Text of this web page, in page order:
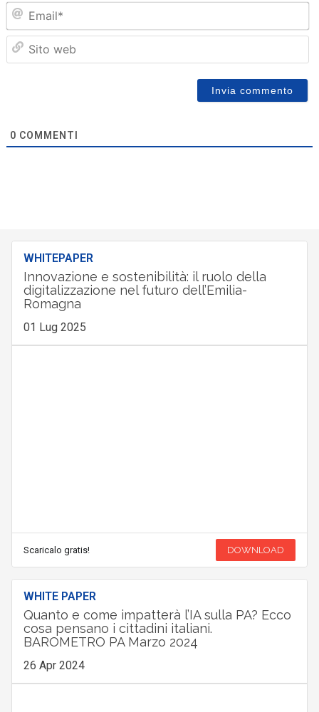
0 COMMENTI
WHITEPAPER
Innovazione e sostenibilità: il ruolo della
digitalizzazione nel futuro dell’Emilia-
Romagna
01 Lug 2025
Scaricalo gratis! DOWNLOAD
WHITE PAPER
Quanto e come impatterà l’IA sulla PA? Ecco
cosa pensano i cittadini italiani.
BAROMETRO PA Marzo 2024
26 Apr 2024